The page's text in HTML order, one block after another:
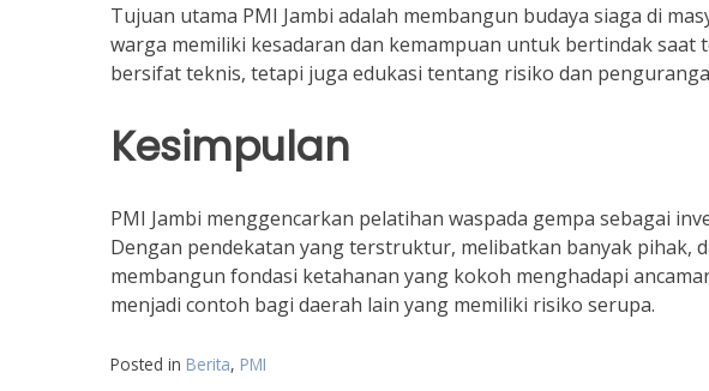
Tujuan utama PMI Jambi adalah membangun budaya siaga di
warga memiliki kesadaran dan kemampuan untuk bertindak saat
bersifat teknis, tetapi juga edukasi tentang risiko dan
Kesimpulan
PMI Jambi menggencarkan pelatihan waspada gempa sebagai
Dengan pendekatan yang terstruktur, melibatkan banyak pihak,
membangun fondasi ketahanan yang kokoh menghadapi
menjadi contoh bagi daerah lain yang memiliki risiko serupa.
Posted in Berita, PMI